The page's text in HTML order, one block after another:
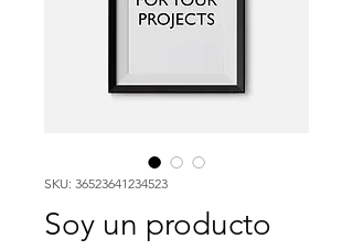
SKU: 36523641234523
Soy un producto